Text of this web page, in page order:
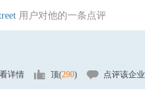
用户对他的一条点评
详情 顶(290) 点评该企业